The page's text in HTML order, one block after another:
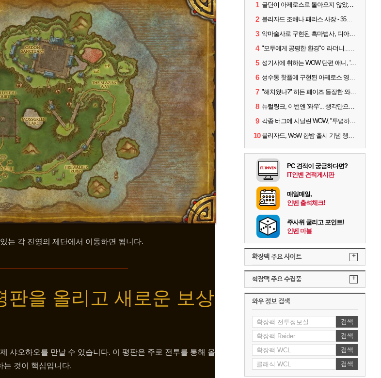
는 각 진영의 제단에서 이동하면 됩니다.
판을 올리고 새로운 보상
샤오하오를 만날 수 있습니다. 이 평판은 주로 전투를 통해 올
는 것이 핵심입니다.
1 굴단이 아제로스로 돌아오지 않았다면? 와우 클래식+ 주목
2 블리자드 조해나 패리스 사장 - 35년 역사, 그리고 비전
3 악마술사로 구현된 흑마법사, 디아4 x 와우 콜라보 살펴보기
4 "모두에게 공평한 환경"이라더니...여전히 살아있는 애드온
5 성기사에 취하는 WOW 단편 애니, '신성한 모든 것'
6 성수동 핫플에 구현된 아제로스 영웅들의 안식처, WoW 홈스윗홈
7 "해치웠나?" 히든 페이즈 등장한 와우 '한밤', 세계 최초 킬은 '팀 리퀴드'
8 뉴럴링크, 이번엔 '와우'... 생각만으로 게임하는 시대 성큼
9 각종 버그에 시달린 WOW, "투명하고 신속한 소통과 대응 약속"
10 블리자드, WoW 한밤 출시 기념 행사 '홈스윗홈' 28일 개최
PC 견적이 궁금하다면?
IT인벤 견적게시판
매일매일,
인벤 출석체크!
주사위 굴리고 포인트!
인벤 마블
확장팩 주요 사이트 +
확장팩 주요 수집품 +
와우 정보 검색
검색
검색
검색
검색